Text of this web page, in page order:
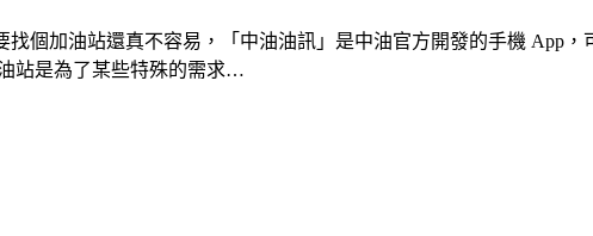
個加油站還真不容易，「中油油訊」是中油官方開發的手機 App
站是為了某些特殊的需求…